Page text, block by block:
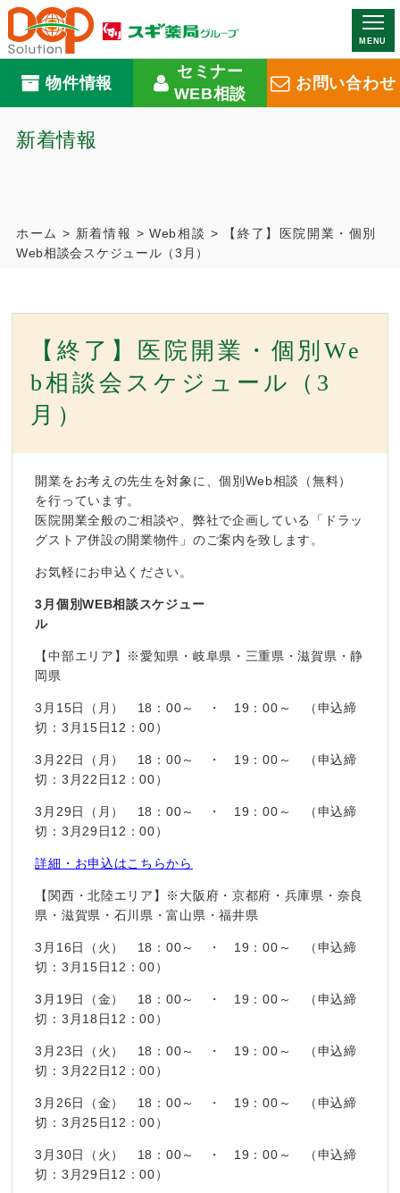
MENU
物件情報
セミナー
WEB相談
お問い合わせ
新着情報
ホーム > 新着情報 >Web相談 >
【終了】医院開業・個別
Web相談会スケジュール（3月）
【終了】医院開業・個別We
b相談会スケジュール（3
月）
開業をお考えの先生を対象に、個別Web相談（無料）
を行っています。
医院開業全般のご相談や、弊社で企画している「ドラッ
グストア併設の開業物件」のご案内を致します。
お気軽にお申込ください。
3月個別WEB相談スケジュー
ル
【中部エリア】※愛知県・岐阜県・三重県・滋賀県・静
岡県
3月15日（月） 18：00～ ・ 19：00～ （申込締
切：3月15日12：00）
3月22日（月） 18：00～ ・ 19：00～ （申込締
切：3月22日12：00）
3月29日（月） 18：00～ ・ 19：00～ （申込締
切：3月29日12：00）
詳細・お申込はこちらから
【関西・北陸エリア】※大阪府・京都府・兵庫県・奈良
県・滋賀県・石川県・富山県・福井県
3月16日（火） 18：00～ ・ 19：00～ （申込締
切：3月15日12：00）
3月19日（金） 18：00～ ・ 19：00～ （申込締
切：3月18日12：00）
3月23日（火） 18：00～ ・ 19：00～ （申込締
切：3月22日12：00）
3月26日（金） 18：00～ ・ 19：00～ （申込締
切：3月25日12：00）
3月30日（火） 18：00～ ・ 19：00～ （申込締
切：3月29日12：00）